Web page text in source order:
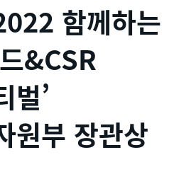
함께하는
&CSR
벌’
원부 장관상